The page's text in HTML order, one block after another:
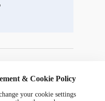
& Cookie Policy
your cookie settings